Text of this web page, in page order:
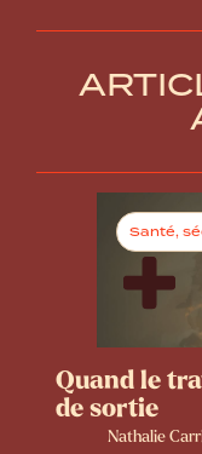
Santé,
Quand le
de sortie
Nathalie